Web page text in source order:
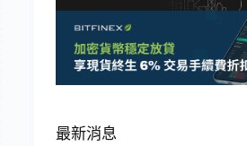
最新消息